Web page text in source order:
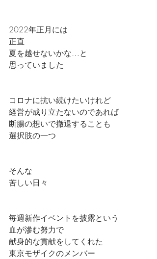
2022年正月には
正直
夏を越せないかな…と
思っていました
コロナに抗い続けたいけれど
経営が成り立たないのであれば
断腸の想いで撤退することも
選択肢の一つ
そんな
苦しい日々
毎週新作イベントを披露という
血が滲む努力で
献身的な貢献をしてくれた
東京モザイクのメンバー